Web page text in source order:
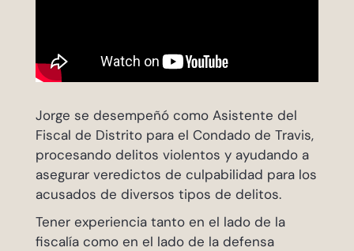
Jorge se desempeñó como Asistente del
Fiscal de Distrito para el Condado de Travis,
procesando delitos violentos y ayudando a
asegurar veredictos de culpabilidad para los
acusados de diversos tipos de delitos.
Tener experiencia tanto en el lado de la
fiscalía como en el lado de la defensa